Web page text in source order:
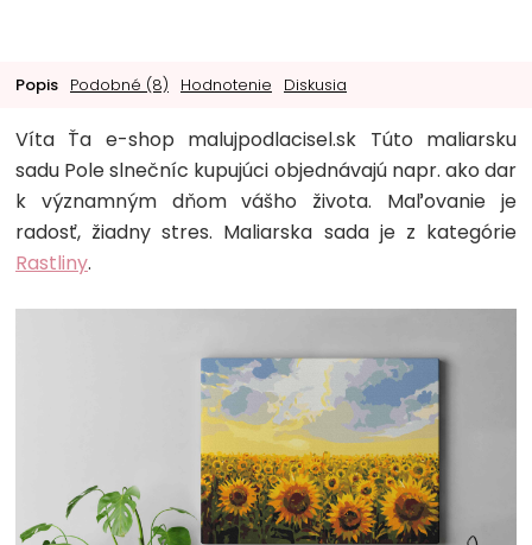
Popis Podobné (8) Hodnotenie Diskusia
Víta Ťa e-shop malujpodlacisel.sk Túto maliarsku
sadu Pole slnečníc kupujúci objednávajú napr. ako dar
k významným dňom vášho života. Maľovanie je
radosť, žiadny stres. Maliarska sada je z kategórie
Rastliny.